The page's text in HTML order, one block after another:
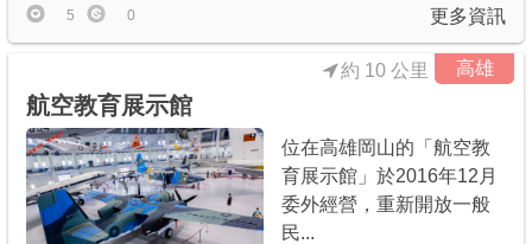
更多資訊
5 0
高雄
航空教育展示館
約 10 公里
位在高雄岡山的「航空教
育展示館」於2016年12月
委外經營，重新開放一般
民...